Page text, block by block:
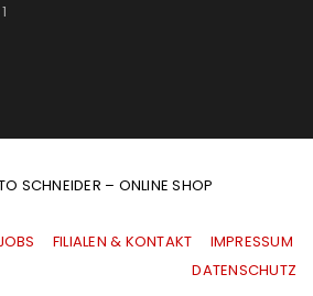
SCHNEIDER – ONLINE SHOP
FILIALEN & KONTAKT
IMPRESSUM
|DATENSCHUTZ